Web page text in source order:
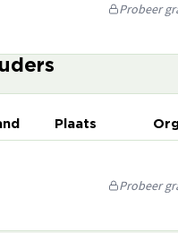
Probeer
Plaats
Probeer